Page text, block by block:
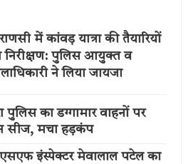
में कांवड़ यात्रा की तैयारियों
निरीक्षण: पुलिस आयुक्त व
ने लिया जायजा
पुलिस का डग्गामार वाहनों पर
सीज, मचा हड़कंप
इंस्पेक्टर मेवालाल पटेल का